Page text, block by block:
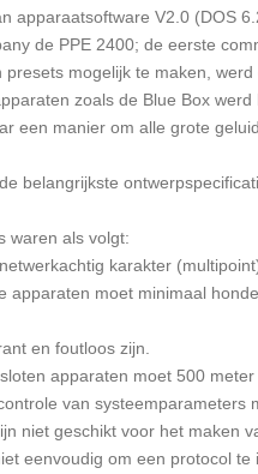
apparaatsoftware V2.0 (DOS
de PPE 2400; de eerste
mogelijk te maken,
zoals de Blue Box
een manier om alle grote
belangrijkste
waren als volgt:
karakter
apparaten moet minimaal
en foutloos zijn.
apparaten moet 500 meter
van
niet geschikt voor het maken
eenvoudig om een ​​protocol